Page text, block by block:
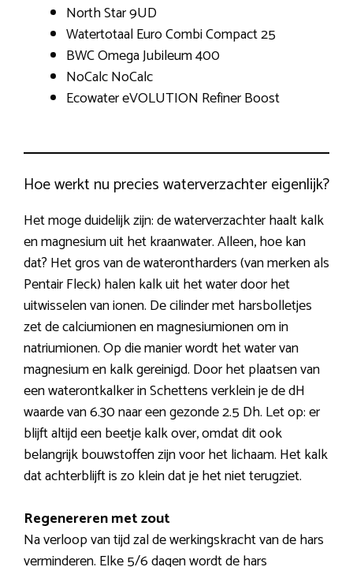
North Star 9UD
Watertotaal Euro Combi Compact 25
BWC Omega Jubileum 400
NoCalc NoCalc
Ecowater eVOLUTION Refiner Boost
Hoe werkt nu precies waterverzachter eigenlijk?
Het moge duidelijk zijn: de waterverzachter haalt kalk
en magnesium uit het kraanwater. Alleen, hoe kan
dat? Het gros van de waterontharders (van merken als
Pentair Fleck) halen kalk uit het water door het
uitwisselen van ionen. De cilinder met harsbolletjes
zet de calciumionen en magnesiumionen om in
natriumionen. Op die manier wordt het water van
magnesium en kalk gereinigd. Door het plaatsen van
een waterontkalker in Schettens verklein je de dH
waarde van 6.30 naar een gezonde 2.5 Dh. Let op: er
blijft altijd een beetje kalk over, omdat dit ook
belangrijk bouwstoffen zijn voor het lichaam. Het kalk
dat achterblijft is zo klein dat je het niet terugziet.
Regenereren met zout
Na verloop van tijd zal de werkingskracht van de hars
verminderen. Elke 5/6 dagen wordt de hars